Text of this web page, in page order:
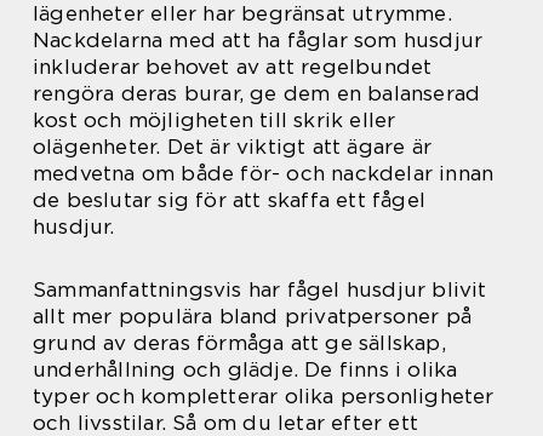
lägenheter eller har begränsat utrymme.
Nackdelarna med att ha fåglar som husdjur
inkluderar behovet av att regelbundet
rengöra deras burar, ge dem en balanserad
kost och möjligheten till skrik eller
olägenheter. Det är viktigt att ägare är
medvetna om både för- och nackdelar innan
de beslutar sig för att skaffa ett fågel
husdjur.
Sammanfattningsvis har fågel husdjur blivit
allt mer populära bland privatpersoner på
grund av deras förmåga att ge sällskap,
underhållning och glädje. De finns i olika
typer och kompletterar olika personligheter
och livsstilar. Så om du letar efter ett